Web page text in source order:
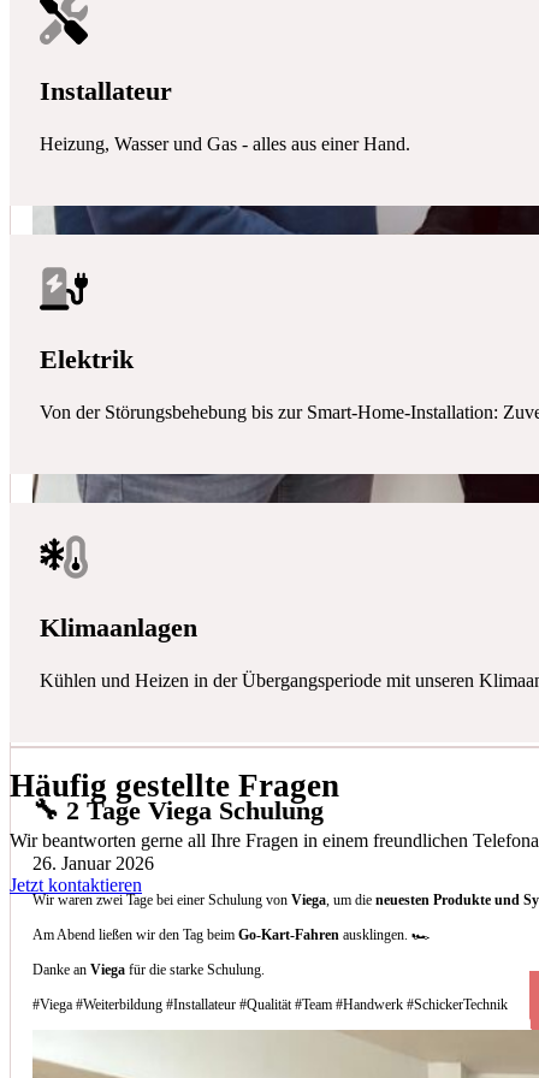
🔧 2 Tage Viega Schulung
26. Januar 2026
Wir waren zwei Tage bei einer Schulung vonViega, um dieneuesten Produkte und
Am Abend ließen wir den Tag beimGo-Kart-Fahren ausklingen. 🏎️
Danke anViega für die starke Schulung.
#Viega #Weiterbildung #Installateur #Qualität #Team #Handwerk #SchickerTechnik
Installateur
Heizung, Wasser und Gas - alles aus einer Hand.
Elektrik
Von der Störungsbehebung bis zur Smart-Home-Installation:
Klimaanlagen
Kühlen und Heizen in der Übergangsperiode mit unseren
Häufig gestellte Fragen
Wir beantworten gerne all Ihre Fragen in einem freundlichen
Jetzt kontaktieren
Welche Arten von Klimaanlagen installieren